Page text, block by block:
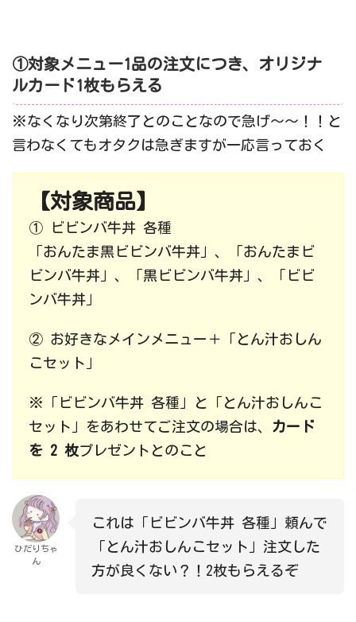
①対象メニュー1品の注文につき、オリジナ
ルカード1枚もらえる
※なくなり次第終了とのことなので急げ～～！！と
言わなくてもオタクは急ぎますが一応言っておく
【対象商品】
① ビビンバ牛丼 各種
「おんたま黒ビビンバ牛丼」、「おんたまビ
ビンバ牛丼」、「黒ビビンバ牛丼」、「ビビ
ンバ牛丼」
② お好きなメインメニュー＋「とん汁おしん
こセット」
※「ビビンバ牛丼 各種」と「とん汁おしんこ
セット」をあわせてご注文の場合は、
カード
を 2 枚プレゼントとのこと
ひだりちゃ
ん
これは「ビビンバ牛丼 各種」頼んで
「とん汁おしんこセット」注文した
方が良くない？！2枚もらえるぞ